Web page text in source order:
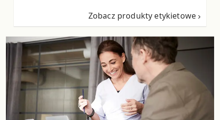
Zobacz produkty etykietowe